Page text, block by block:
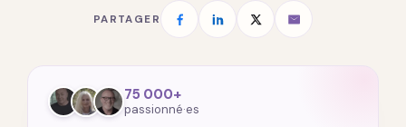
PARTAGER
75 000+
passionné·es